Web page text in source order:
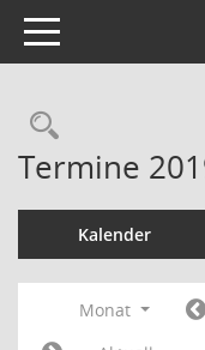
Toggle navigation
Termine
Kalender
Monat